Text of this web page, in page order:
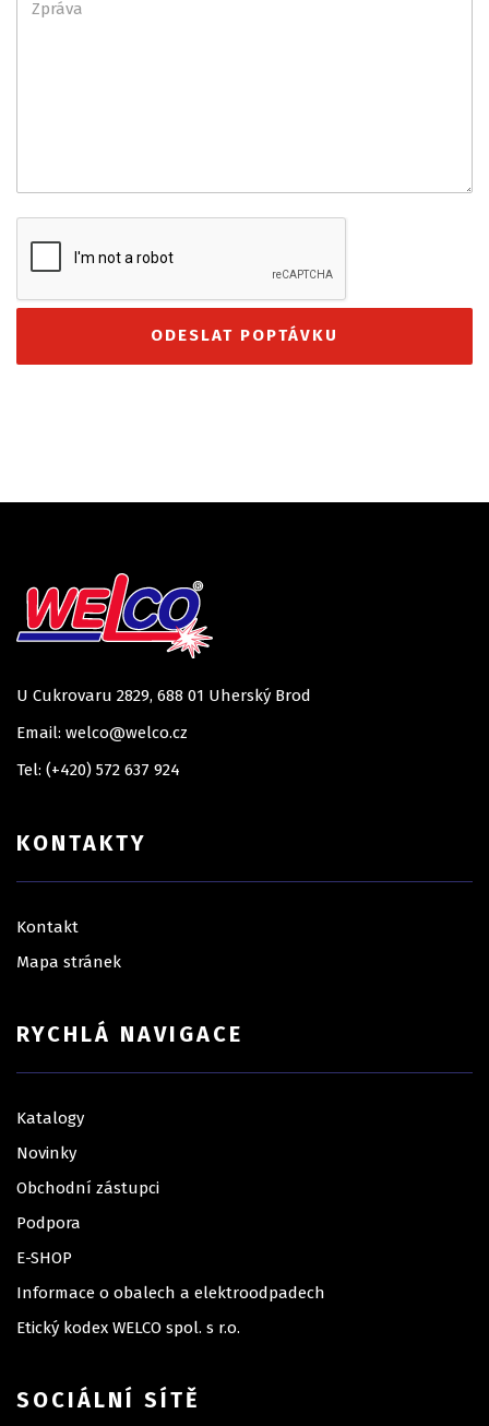
U Cukrovaru 2829, 688 01 Uherský Brod
Email: welco@welco.cz
Tel: (+420) 572 637 924
KONTAKTY
Kontakt
Mapa stránek
RYCHLÁ NAVIGACE
Katalogy
Novinky
Obchodní zástupci
Podpora
E-SHOP
Informace o obalech a elektroodpadech
Etický kodex WELCO spol. s r.o.
SOCIÁLNÍ SÍTĚ